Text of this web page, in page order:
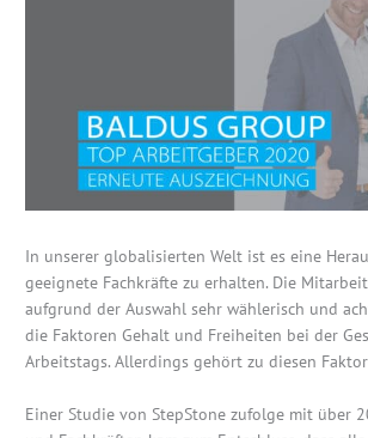
In unserer globalisierten Welt ist es eine
geeignete Fachkräfte zu erhalten. Die
aufgrund der Auswahl sehr wählerisch und
die Faktoren Gehalt und Freiheiten bei der
Arbeitstags. Allerdings gehört zu diesen
Einer Studie von StepStone zufolge mit über